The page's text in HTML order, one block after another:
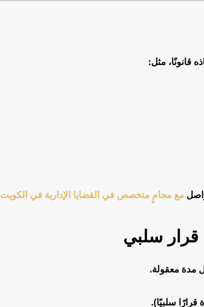
قانونًا، مثل:
مع محامٍ متخصص في القضايا الإدارية في الكويت
قرار سلبي
مدة معقولة.
قرارًا سلبيًا).